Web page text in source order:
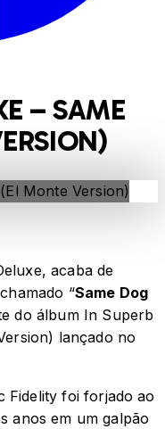
– SAME
acaba de
“Same Dog
do álbum In Superb
lançado no
Fidelity foi forjado ao
anos em um galpão